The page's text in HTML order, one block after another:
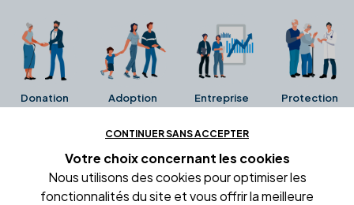
Donation Adoption Entreprise Protection
Ces avis proviennent directement de la fiche Google
Business de l'office notarial. Ils n'ont ni été collectés ni
été vérifiés par Alexia.fr.
CONTINUER SANS ACCEPTER
Votre choix concernant les cookies
Nous utilisons des cookies pour optimiser les
fonctionnalités du site et vous offrir la meilleure